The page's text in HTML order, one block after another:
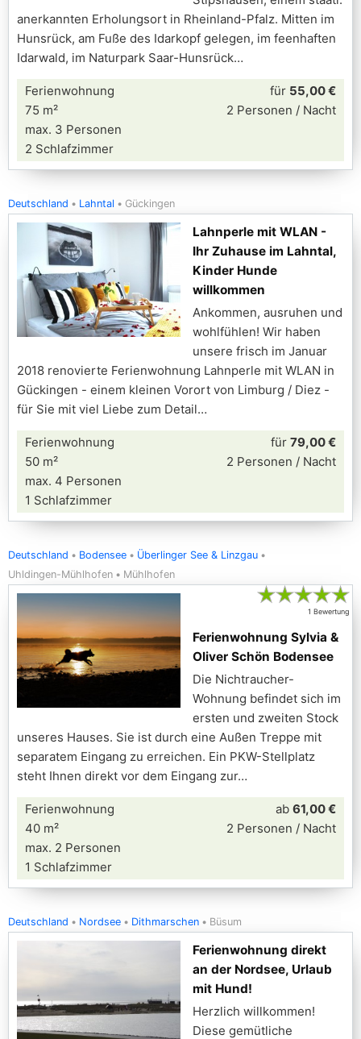
anerkannten Erholungsort in Rheinland-Pfalz. Mitten im
Hunsrück, am Fuße des Idarkopf gelegen, im feenhaften
Idarwald, im Naturpark Saar-Hunsrück
Ferienwohnung
75 m²
max. 3 Personen
2 Schlafzimmer
für 55,00 €
2 Personen / Nacht
Deutschland Lahntal Gückingen
Lahnperle mit WLAN -
Ihr Zuhause im Lahntal,
Kinder Hunde
willkommen
Ankommen, ausruhen und
wohlfühlen! Wir haben
unsere frisch im Januar
2018 renovierte Ferienwohnung Lahnperle mit WLAN in
Gückingen - einem kleinen Vorort von Limburg / Diez -
für Sie mit viel Liebe zum Detail
Ferienwohnung
50 m²
max. 4 Personen
1 Schlafzimmer
für 79,00 €
2 Personen / Nacht
Deutschland Bodensee
Überlinger See & Linzgau
Uhldingen-Mühlhofen
Mühlhofen
★★★★★
1 Bewertung
Ferienwohnung Sylvia &
Oliver Schön Bodensee
Die Nichtraucher-
Wohnung befindet sich im
ersten und zweiten Stock
unseres Hauses. Sie ist durch eine Außen Treppe mit
separatem Eingang zu erreichen. Ein PKW-Stellplatz
steht Ihnen direkt vor dem Eingang zur
Ferienwohnung
40 m²
max. 2 Personen
1 Schlafzimmer
ab 61,00 €
2 Personen / Nacht
Deutschland Nordsee Dithmarschen Büsum
Ferienwohnung direkt
an der Nordsee, Urlaub
mit Hund!
Herzlich willkommen!
Diese gemütliche